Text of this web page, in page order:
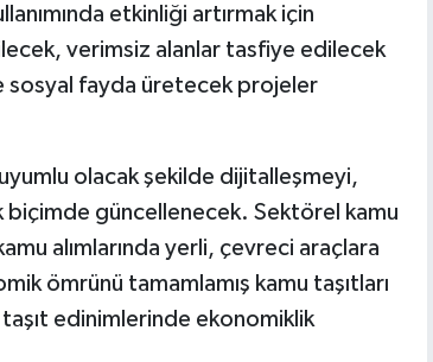
etkinliği artırmak için
verimsiz alanlar tasfiye edilecek
sosyal fayda üretecek projeler
olacak şekilde dijitalleşmeyi,
güncellenecek. Sektörel kamu
alımlarında yerli, çevreci araçlara
ömrünü tamamlamış kamu taşıtları
edinimlerinde ekonomiklik